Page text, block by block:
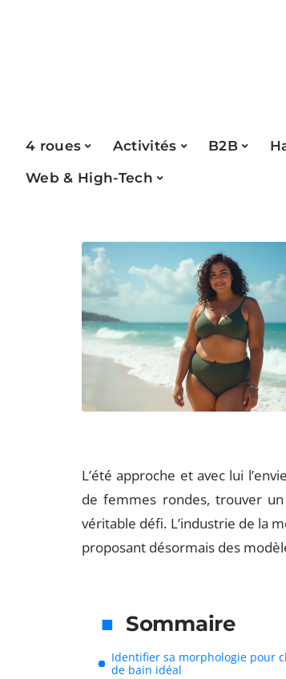
4 roues Activités B2B
Web & High-Tech
L’été approche et avec lui
de femmes rondes, trouver
véritable défi. L’industrie de la
proposant désormais des
Sommaire
Identifier sa morphologie pour
de bain idéal